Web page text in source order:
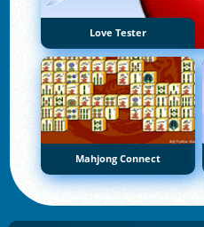
Love Tester
Mahjong Connect